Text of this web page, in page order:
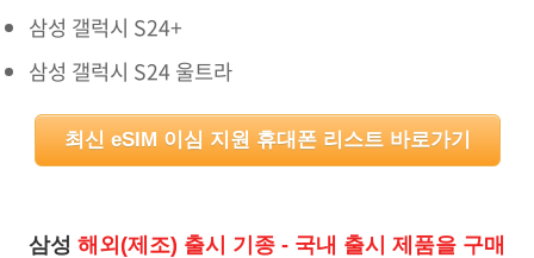
삼성 갤럭시 S24+
삼성 갤럭시 S24 울트라
최신 eSIM 이심 지원 휴대폰 리스트 바로가기
삼성 해외(제조) 출시 기종 - 국내 출시 제품을 구매